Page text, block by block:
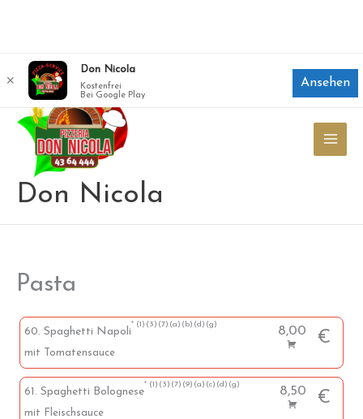
Inhalt
springen
Don Nicola
Pasta
60. Spaghetti Napoli
1 3 7 a b d g 8,00 €
mit Tomatensauce
61. Spaghetti Bolognese
1 3 7 9 a c d g 8,50 €
mit Fleischsauce
✕
Don Nicola
Kostenfrei
Bei Google Play
Ansehen